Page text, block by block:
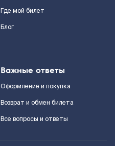
Где мой билет
Блог
Важные ответы
Оформление и покупка
Возврат и обмен билета
Все вопросы и ответы